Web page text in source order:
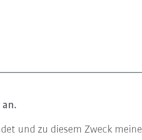
an.
und zu diesem Zweck meine